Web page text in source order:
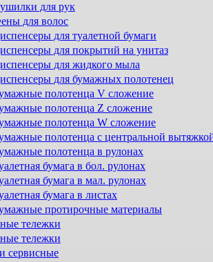
для рук
для волос
для туалетной бумаги
для покрытий на унитаз
для жидкого мыла
для бумажных полотенец
полотенца V сложение
полотенца Z сложение
полотенца W сложение
полотенца с центральной
полотенца в рулонах
бумага в бол. рулонах
бумага в мал. рулонах
бумага в листах
протирочные материалы
тележки
тележки
сервисные